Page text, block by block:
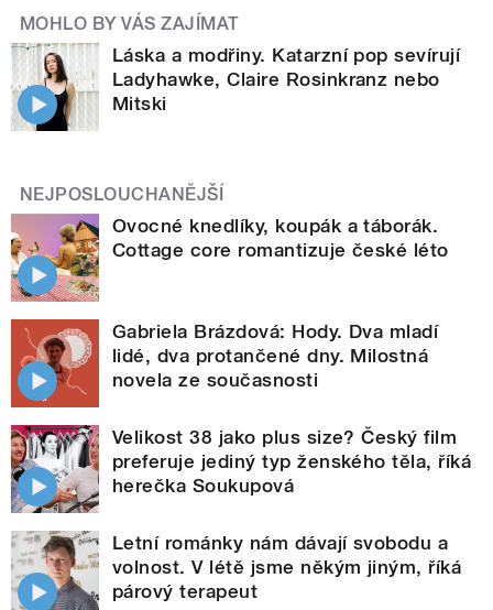
MOHLO BY VÁS ZAJÍMAT
Láska a modřiny. Katarzní pop sevírují
Ladyhawke, Claire Rosinkranz nebo
Mitski
NEJPOSLOUCHANĚJŠÍ
Ovocné knedlíky, koupák a táborák.
Cottage core romantizuje české léto
Gabriela Brázdová: Hody. Dva mladí
lidé, dva protančené dny. Milostná
novela ze současnosti
Velikost 38 jako plus size? Český film
preferuje jediný typ ženského těla, říká
herečka Soukupová
Letní románky nám dávají svobodu a
volnost. V létě jsme někým jiným, říká
párový terapeut